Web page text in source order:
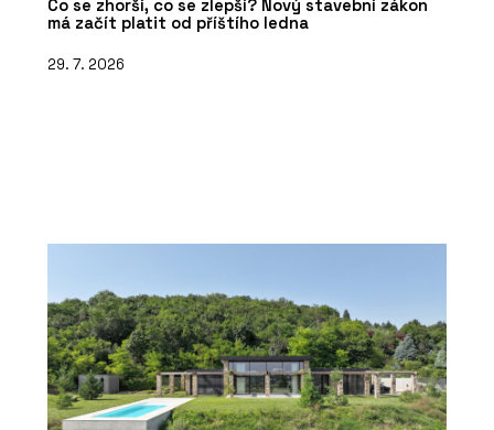
Co se zhorší, co se zlepší? Nový stavební zákon
má začít platit od příštího ledna
29. 7. 2026